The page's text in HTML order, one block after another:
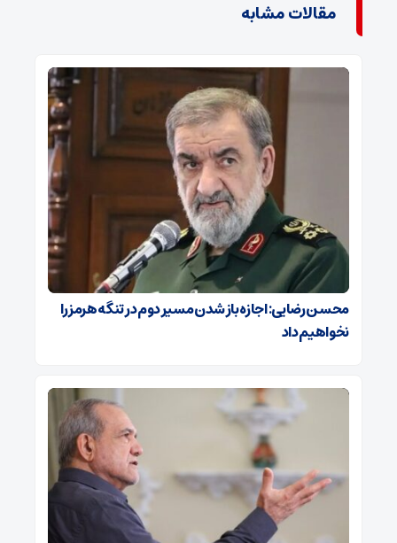
مقالات مشابه
محسن رضایی: اجازه باز شدن مسیر دوم در تنگه هرمز را
نخواهیم داد